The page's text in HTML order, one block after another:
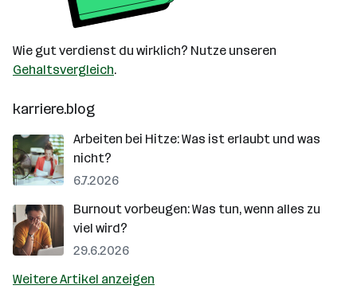
Wie gut verdienst du wirklich? Nutze unseren
Gehaltsvergleich.
karriere.blog
Arbeiten bei Hitze: Was ist erlaubt und was
nicht?
6.7.2026
Burnout vorbeugen: Was tun, wenn alles zu
viel wird?
29.6.2026
Weitere Artikel anzeigen